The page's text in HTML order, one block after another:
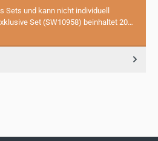
Sets und kann nicht individuell
Set (SW10958) beinhaltet 20…